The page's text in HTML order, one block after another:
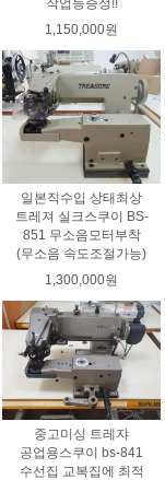
1,150,000원
일본직수입 상태최상
트레져 실크스쿠이 BS-
851 무소음모터부착
(무소음 속도조절가능)
1,300,000원
중고미싱 트레쟈
공업용스쿠이 bs-841
수선집 교복집에 최적